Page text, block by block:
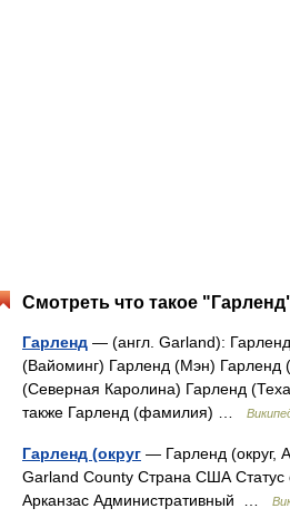
Смотреть что такое
Гарленд — (англ. Garland):
(Вайоминг) Гарленд (Мэн) Гарленд
(Северная Каролина) Гарленд
также Гарленд (фамилия) …
Гарленд (округ — Гарленд (округ,
Garland County Страна США Статус
Арканзас Административный …